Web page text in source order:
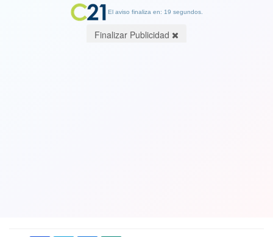
El aviso finaliza en: 19 segundos.
Finalizar Publicidad